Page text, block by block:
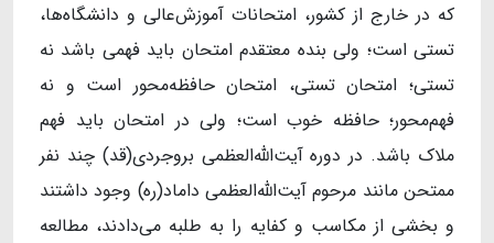
که در خارج از کشور، امتحانات آموزش‌عالی و دانشگاه‌ها،
تستی است؛ ولی بنده معتقدم امتحان باید فهمی باشد نه
تستی؛ امتحان تستی، امتحان حافظه‌محور است و نه
فهم‌محور؛ حافظه خوب است؛ ولی در امتحان باید فهم
ملاک باشد. در دوره آیت‌الله‌العظمی بروجردی(قد) چند نفر
ممتحن مانند مرحوم آیت‌الله‌العظمی داماد(ره) وجود داشتند
و بخشی از مکاسب و کفایه را به طلبه می‌دادند، مطالعه